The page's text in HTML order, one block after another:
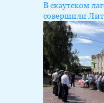
В скаутском
совершили